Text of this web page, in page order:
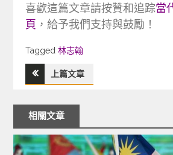
喜歡這篇文章請按贊和追踪當
頁 ，給予我們支持與鼓勵！
Tagged
Tagged林志翰
文
章
導
上篇文章
相關文章